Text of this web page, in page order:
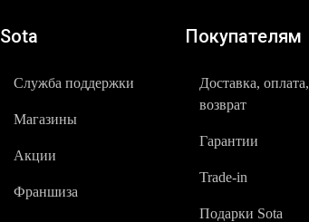
Sota
Служба поддержки
Магазины
Акции
Франшиза
Покупателям
Доставка, оплата,
возврат
Гарантии
Trade-in
Подарки Sota